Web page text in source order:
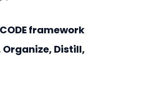
framework
Distill,